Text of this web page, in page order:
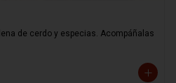
de cerdo y especias. Acompáñalas